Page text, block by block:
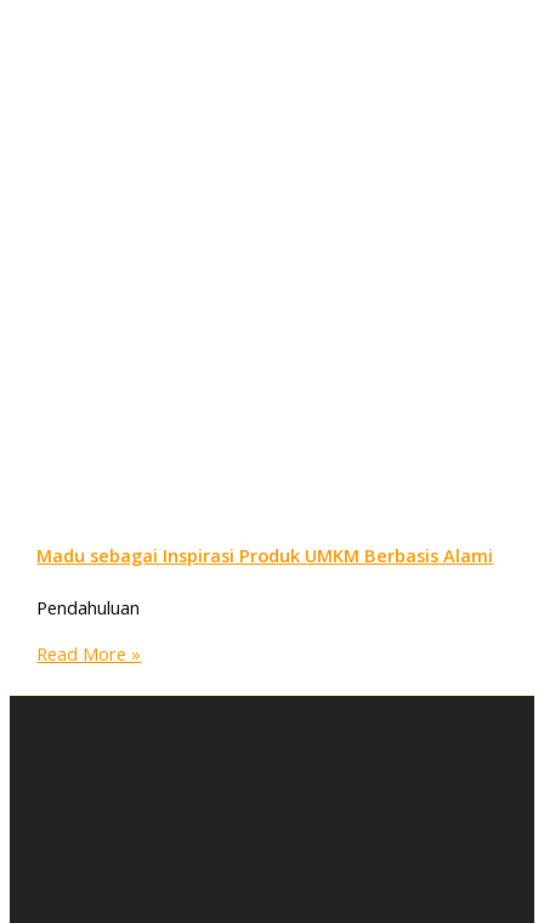
Madu sebagai Inspirasi Produk UMKM Berbasis Alami
Pendahuluan
Read More »